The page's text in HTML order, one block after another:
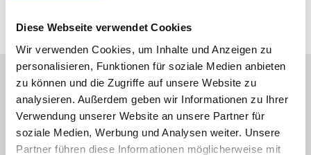
Diese Webseite verwendet Cookies
Wir verwenden Cookies, um Inhalte und Anzeigen zu
personalisieren, Funktionen für soziale Medien anbieten
zu können und die Zugriffe auf unsere Website zu
analysieren. Außerdem geben wir Informationen zu Ihrer
Verwendung unserer Website an unsere Partner für
soziale Medien, Werbung und Analysen weiter. Unsere
Partner führen diese Informationen möglicherweise mit
Nous sommes désolés, nous
ne sommes pas online, mais
écrivez nous!